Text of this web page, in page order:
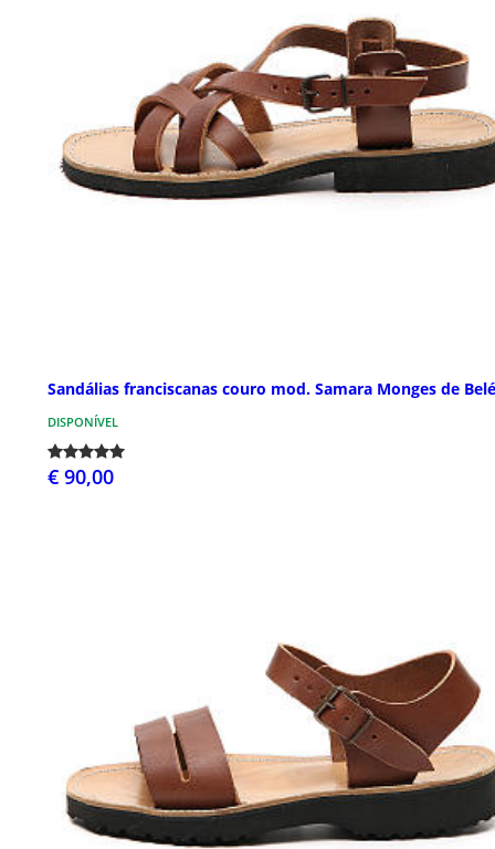
Sandálias franciscanas couro mod. Samara Monges de
DISPONÍVEL
€ 90,00